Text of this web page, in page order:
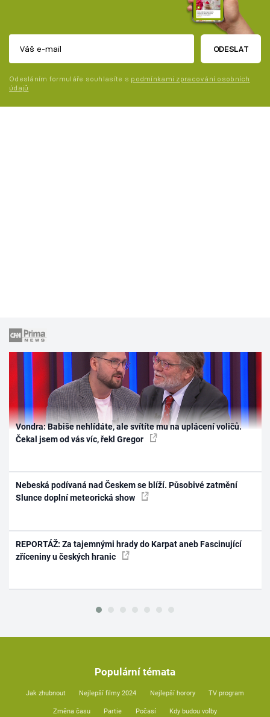
ODESLAT
Odesláním formuláře souhlasíte s podmínkami zpracování osobních
údajů
Vondra: Babiše nehlídáte, ale svítíte mu na uplácení voličů.
Čekal jsem od vás víc, řekl Gregor
Nebeská podívaná nad Českem se blíží. Působivé zatmění
Slunce doplní meteorická show
REPORTÁŽ: Za tajemnými hrady do Karpat aneb Fascinující
zříceniny u českých hranic
Populární témata
Jak zhubnout Nejlepší filmy 2024 Nejlepší horory TV program
Změna času Partie Počasí Kdy budou volby